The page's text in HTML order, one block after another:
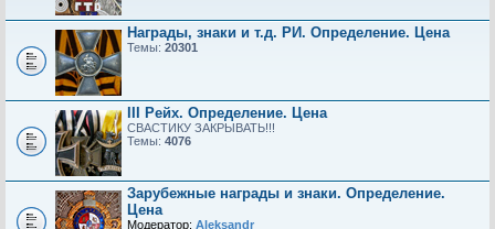
Награды, знаки и т.д. РИ. Определение. Цена
Темы: 20301
III Рейх. Определение. Цена
СВАСТИКУ ЗАКРЫВАТЬ!!!
Темы: 4076
Зарубежные награды и знаки. Определение.
Цена
Модератор: Aleksandr